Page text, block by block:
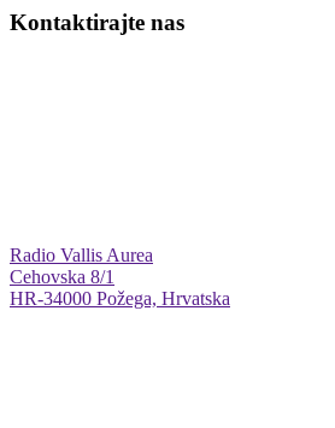
Kontaktirajte nas
Radio Vallis Aurea
Cehovska 8/1
HR-34000 Požega, Hrvatska